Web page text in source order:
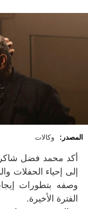
المصدر: وكالات
أكد محمد فضل شاكر
إلى إحياء الحفلات
وصفه بتطورات
الفترة الأخيرة.